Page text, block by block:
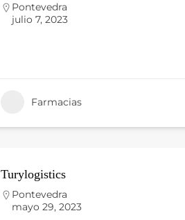
Pontevedra
julio 7, 2023
Farmacias
Turylogistics
Pontevedra
mayo 29, 2023